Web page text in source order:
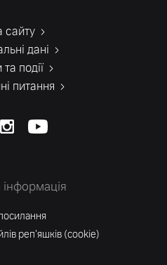
сайту
дані
події
питання
реп'яшків (cookie)